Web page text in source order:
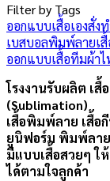
Filter by Tags
ออกแบบเสื้อเองสั่ง
เบสบอลพิมพ์ลายเ
ออกแบบเสื้อทีมผ้าไ
โรงงานรับผลิต เ
(Sublimation)
เสื้อพิมพ์ลาย เสื้อ
ยูนิฟอร์ม พิมพ์ลาย
มีแบบเสื้อสวยๆ ใ
ได้ตามใจลูกค้า